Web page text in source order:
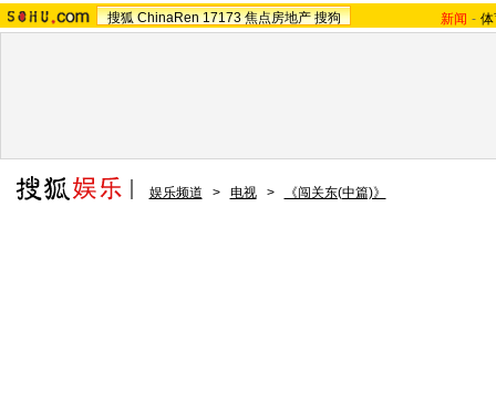
搜狐 ChinaRen 17173 焦点房地产 搜狗 新闻 -
娱乐频道 > 电视 > 《闯关东(中篇)》